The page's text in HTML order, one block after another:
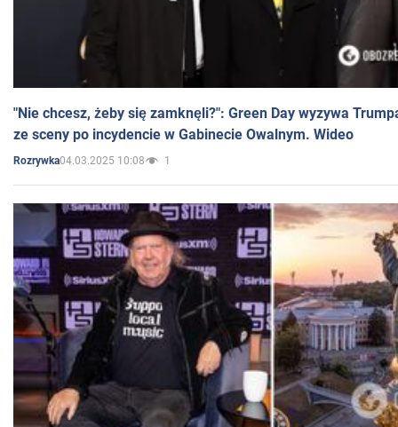
"Nie chcesz, żeby się zamknęli?": Green Day wyzywa
ze sceny po incydencie w Gabinecie Owalnym. Wideo
Rozrywka04.03.2025 10:08 1